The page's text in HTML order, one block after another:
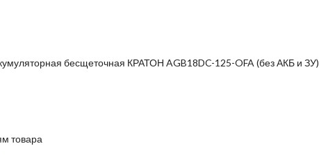
бесщеточная КРАТОН AGB18DC-125-OFA (без АКБ и ЗУ)
товара